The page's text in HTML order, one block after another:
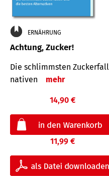
ERNÄHRUNG
Achtung, Zucker!
Die schlimmsten
nativen
mehr
14,90 €
11,99 €